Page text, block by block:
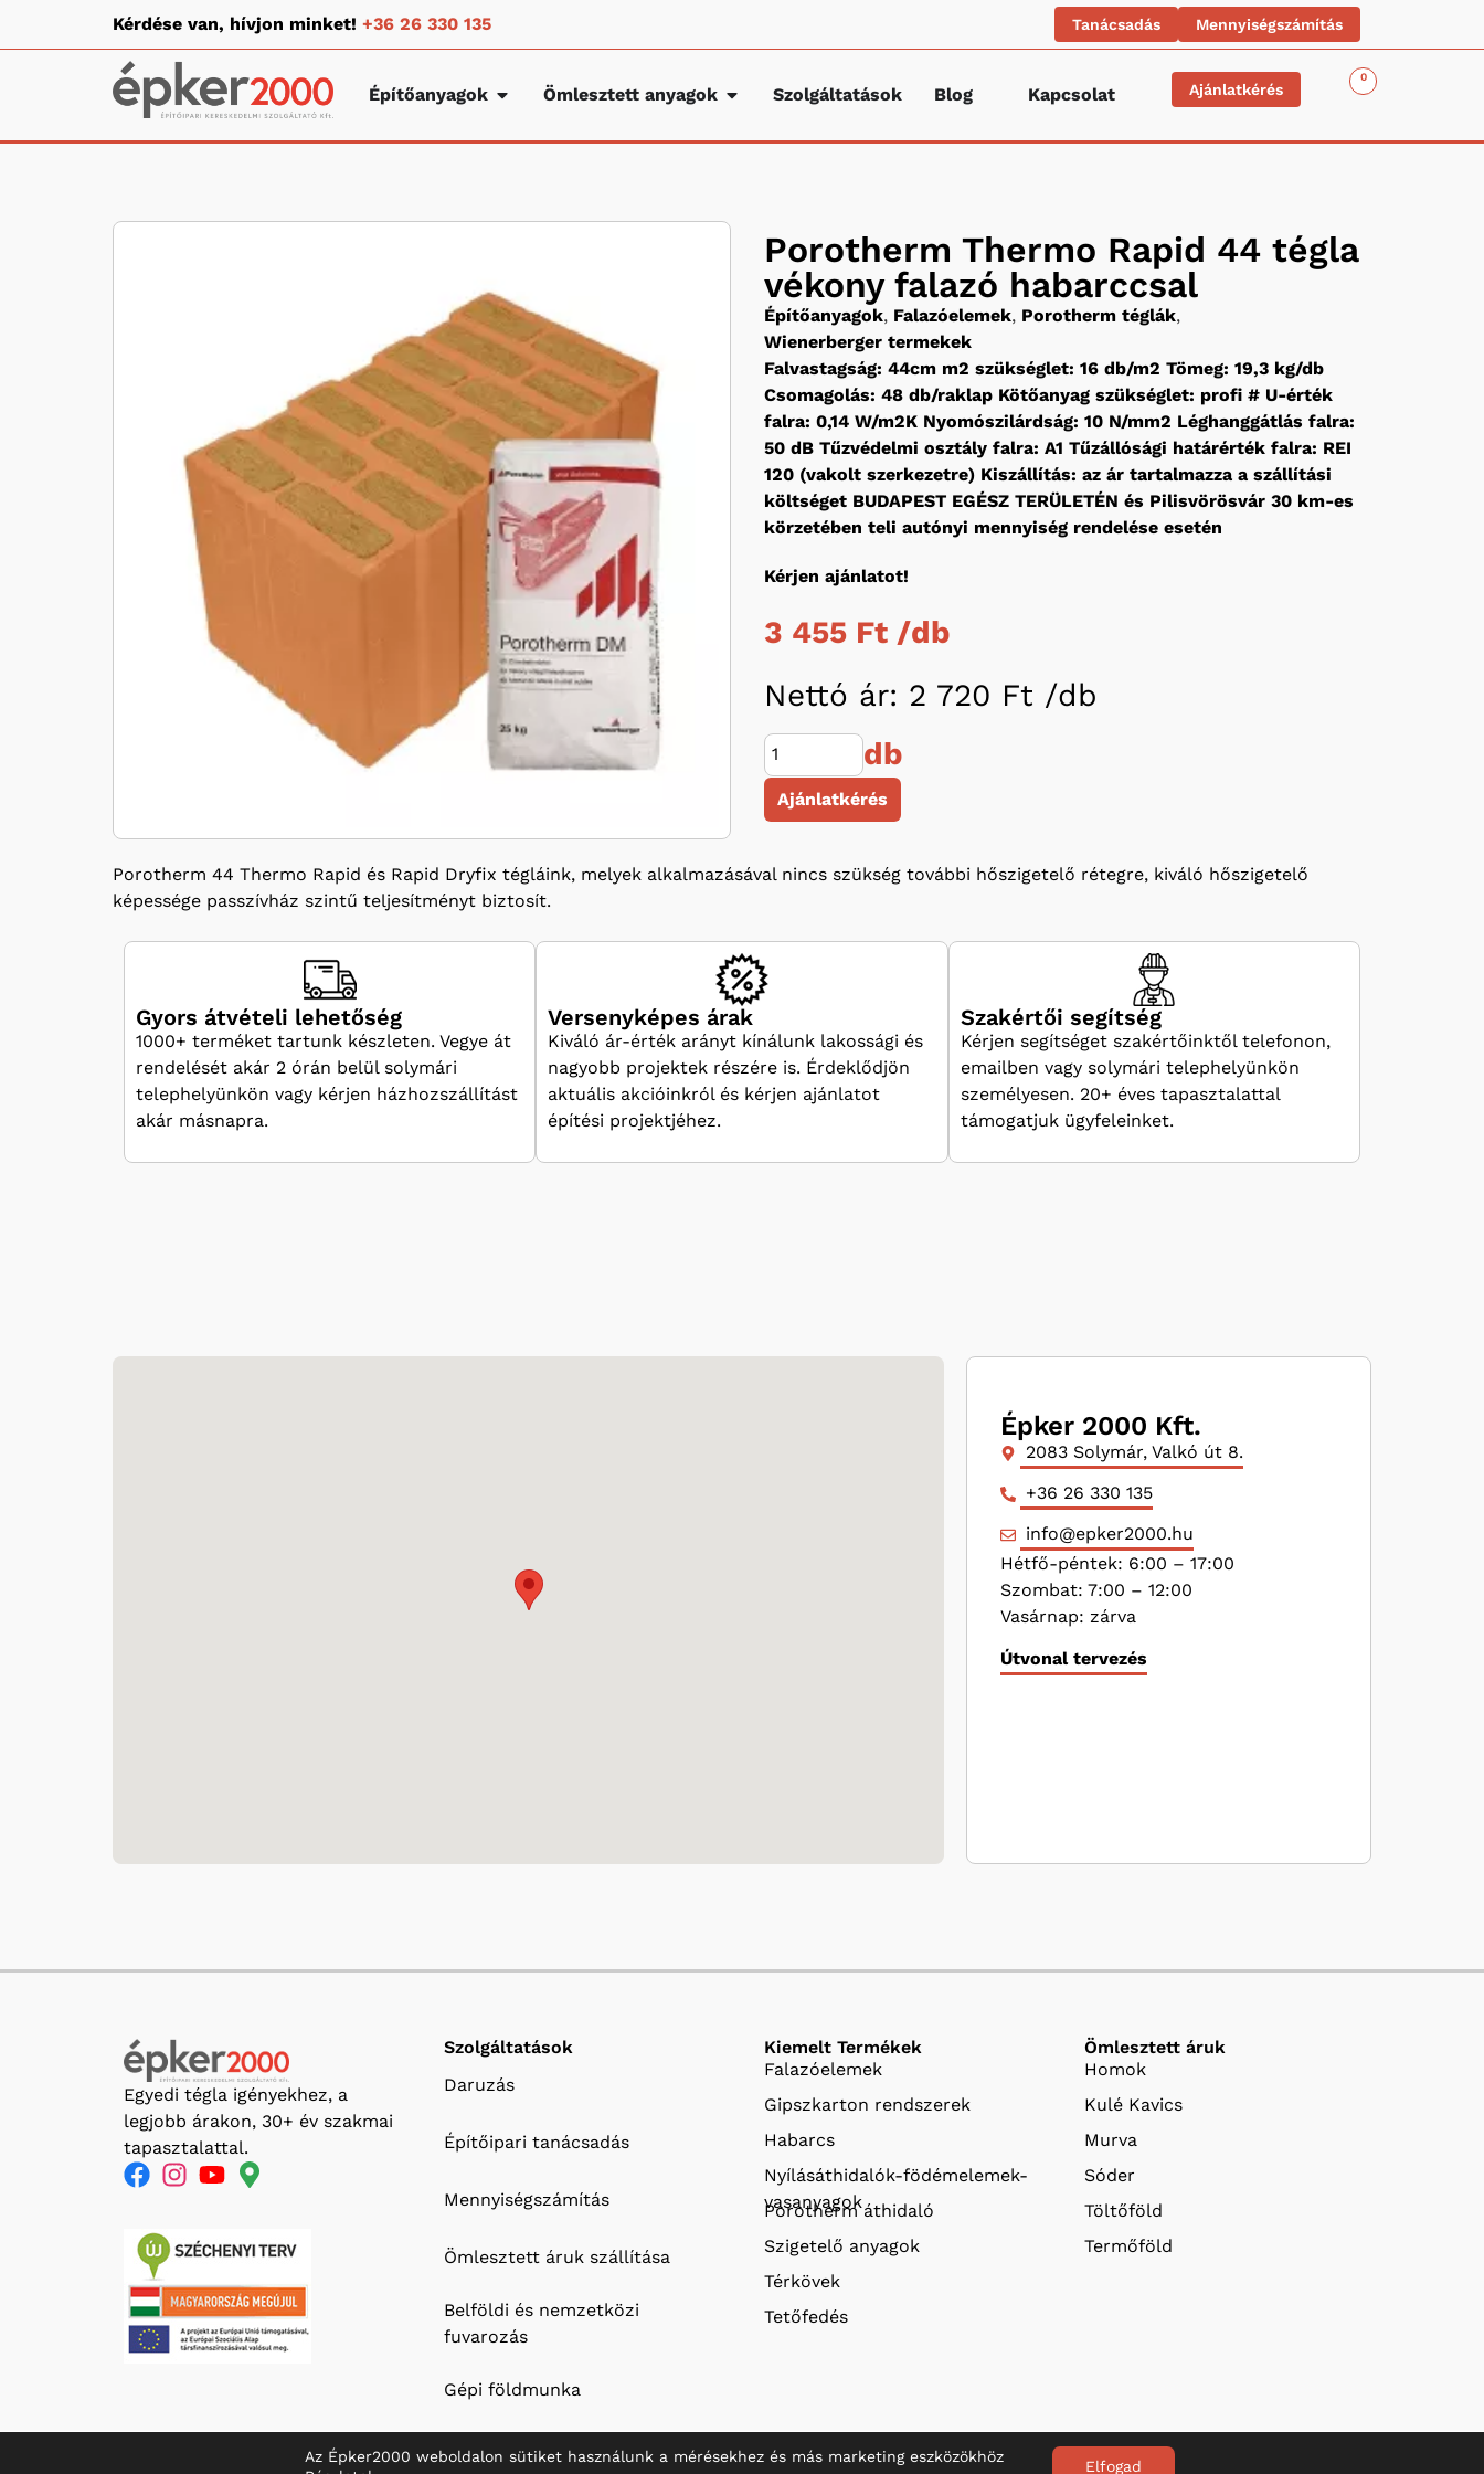
Kérdése van, hívjon minket! +36 26 330 135 Tanácsadás Mennyiségszámítás
Építőanyagok Ömlesztett anyagok Szolgáltatások Blog Kapcsolat Ajánlatkérés
0
Porotherm Thermo Rapid 44 tégla
vékony falazó habarccsal
Építőanyagok, Falazóelemek, Porotherm téglák,
Wienerberger termekek
Falvastagság: 44cm m2 szükséglet: 16 db/m2 Tömeg: 19,3 kg/db
Csomagolás: 48 db/raklap Kötőanyag szükséglet: profi # U-érték
falra: 0,14 W/m2K Nyomószilárdság: 10 N/mm2 Léghanggátlás falra:
50 dB Tűzvédelmi osztály falra: A1 Tűzállósági határérték falra: REI
120 (vakolt szerkezetre) Kiszállítás: az ár tartalmazza a szállítási
költséget BUDAPEST EGÉSZ TERÜLETÉN és Pilisvörösvár 30 km-es
körzetében teli autónyi mennyiség rendelése esetén
Kérjen ajánlatot!
3 455 Ft /db
Nettó ár: 2 720 Ft /db
db
Ajánlatkérés
Porotherm 44 Thermo Rapid és Rapid Dryfix tégláink, melyek alkalmazásával nincs szükség további hőszigetelő rétegre, kiváló hőszigetelő
képessége passzívház szintű teljesítményt biztosít.
Gyors átvételi lehetőség
1000+ terméket tartunk készleten. Vegye át
rendelését akár 2 órán belül solymári
telephelyünkön vagy kérjen házhozszállítást
akár másnapra.
Versenyképes árak
Kiváló ár-érték arányt kínálunk lakossági és
nagyobb projektek részére is. Érdeklődjön
aktuális akcióinkról és kérjen ajánlatot
építési projektjéhez.
Szakértői segítség
Kérjen segítséget szakértőinktől telefonon,
emailben vagy solymári telephelyünkön
személyesen. 20+ éves tapasztalattal
támogatjuk ügyfeleinket.
Épker 2000 Kft.
2083 Solymár, Valkó út 8.
+36 26 330 135
info@epker2000.hu
Hétfő-péntek: 6:00 – 17:00
Szombat: 7:00 – 12:00
Vasárnap: zárva
Útvonal tervezés
Egyedi tégla igényekhez, a
legjobb árakon, 30+ év szakmai
tapasztalattal.
Szolgáltatások
Daruzás
Építőipari tanácsadás
Mennyiségszámítás
Ömlesztett áruk szállítása
Belföldi és nemzetközi
fuvarozás
Gépi földmunka
Kiemelt Termékek
Falazóelemek
Gipszkarton rendszerek
Habarcs
Nyílásáthidalók-födémelemek-
vasanyagok
Porotherm áthidaló
Szigetelő anyagok
Térkövek
Tetőfedés
Ömlesztett áruk
Homok
Kulé Kavics
Murva
Sóder
Töltőföld
Termőföld
Az Épker2000 weboldalon sütiket használunk a mérésekhez és más marketing eszközökhöz
Elfogad